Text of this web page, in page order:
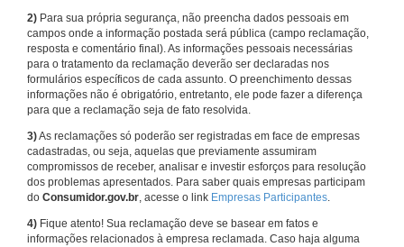
2) Para sua própria segurança, não preencha dados pessoais em
campos onde a informação postada será pública (campo reclamação,
resposta e comentário final). As informações pessoais necessárias
para o tratamento da reclamação deverão ser declaradas nos
formulários específicos de cada assunto. O preenchimento dessas
informações não é obrigatório, entretanto, ele pode fazer a diferença
para que a reclamação seja de fato resolvida.
3)As reclamações só poderão ser registradas em face de empresas
cadastradas, ou seja, aquelas que previamente assumiram
compromissos de receber, analisar e investir esforços para resolução
dos problemas apresentados. Para saber quais empresas participam
do Consumidor.gov.br, acesse o link Empresas Participantes.
4) Fique atento! Sua reclamação deve se basear em fatos e
informações relacionados à empresa reclamada. Caso haja alguma